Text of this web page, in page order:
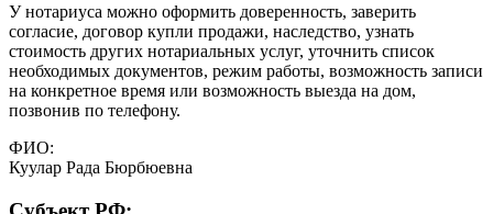
У нотариуса можно оформить доверенность, заверить
согласие, договор купли продажи, наследство, узнать
стоимость других нотариальных услуг, уточнить список
необходимых документов, режим работы, возможность записи
на конкретное время или возможность выезда на дом,
позвонив по телефону.
ФИО:
Куулар Рада Бюрбюевна